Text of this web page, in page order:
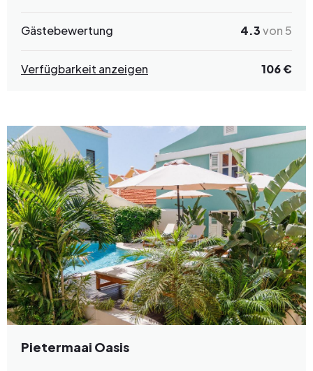
Gästebewertung 4.3von 5
Verfügbarkeit anzeigen 106 €
Pietermaai Oasis